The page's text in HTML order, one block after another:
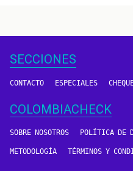
SECCIONES
CONTACTO ESPECIALES
COLOMBIACHECK
SOBRE NOSOTROS POLÍTICA DE
METODOLOGÍA TÉRMINOS Y